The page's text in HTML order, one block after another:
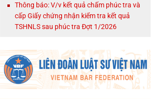
Thông báo: V/v kết quả chấm phúc tra và
cấp Giấy chứng nhận kiểm tra kết quả
TSHNLS sau phúc tra Đợt 1/2026